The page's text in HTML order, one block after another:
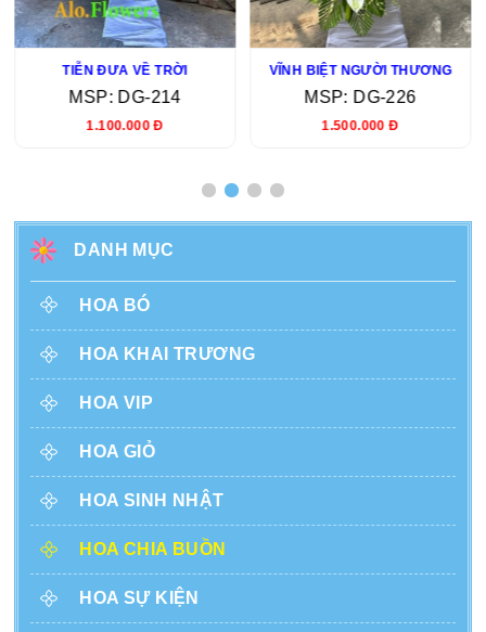
TIỄN ĐƯA VỀ TRỜI
MSP: DG-214
1.100.000 Đ
VĨNH BIỆT NGƯỜI THƯƠNG
MSP: DG-226
1.500.000 Đ
DANH MỤC
HOA BÓ
HOA KHAI TRƯƠNG
HOA VIP
HOA GIỎ
HOA SINH NHẬT
HOA CHIA BUỒN
HOA SỰ KIỆN